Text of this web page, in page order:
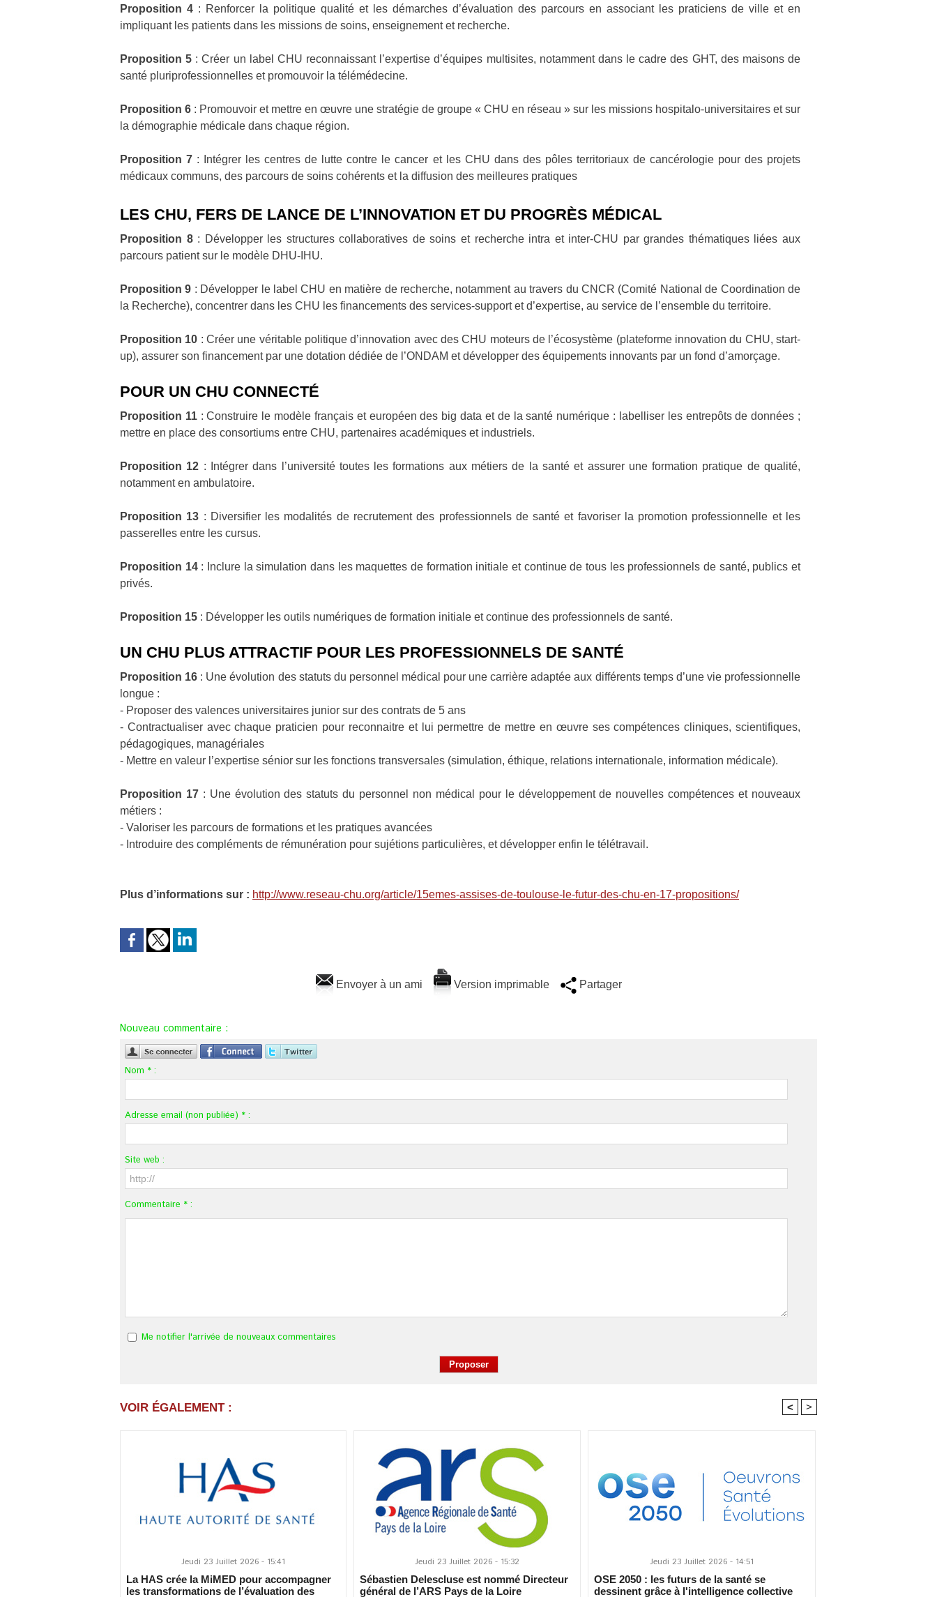
Proposition 4 : Renforcer la politique qualité et les démarches d’évaluation des parcours en associant les praticiens de ville et en
impliquant les patients dans les missions de soins, enseignement et recherche.
Proposition 5 : Créer un label CHU reconnaissant l’expertise d’équipes multisites, notamment dans le cadre des GHT, des maisons de
santé pluriprofessionnelles et promouvoir la télémédecine.
Proposition 6 : Promouvoir et mettre en œuvre une stratégie de groupe « CHU en réseau » sur les missions hospitalo-universitaires et sur
la démographie médicale dans chaque région.
Proposition 7 : Intégrer les centres de lutte contre le cancer et les CHU dans des pôles territoriaux de cancérologie pour des projets
médicaux communs, des parcours de soins cohérents et la diffusion des meilleures pratiques
LES CHU, FERS DE LANCE DE L’INNOVATION ET DU PROGRÈS MÉDICAL
Proposition 8: Développer les structures collaboratives de soins et recherche intra et inter-CHU par grandes thématiques liées aux
parcours patient sur le modèle DHU-IHU.
Proposition 9 : Développer le label CHU en matière de recherche, notamment au travers du CNCR (Comité National de Coordination de
la Recherche), concentrer dans les CHU les financements des services-support et d’expertise, au service de l’ensemble du territoire.
Proposition 10 : Créer une véritable politique d’innovation avec des CHU moteurs de l’écosystème (plateforme innovation du CHU, start-
up), assurer son financement par une dotation dédiée de l’ONDAM et développer des équipements innovants par un fond d’amorçage.
POUR UN CHU CONNECTÉ
Proposition 11: Construire le modèle français et européen des big data et de la santé numérique : labelliser les entrepôts de données ;
mettre en place des consortiums entre CHU, partenaires académiques et industriels.
Proposition 12 : Intégrer dans l’université toutes les formations aux métiers de la santé et assurer une formation pratique de qualité,
notamment en ambulatoire.
Proposition 13 : Diversifier les modalités de recrutement des professionnels de santé et favoriser la promotion professionnelle et les
passerelles entre les cursus.
Proposition 14: Inclure la simulation dans les maquettes de formation initiale et continue de tous les professionnels de santé, publics et
privés.
Proposition 15 : Développer les outils numériques de formation initiale et continue des professionnels de santé.
UN CHU PLUS ATTRACTIF POUR LES PROFESSIONNELS DE SANTÉ
Proposition 16 : Une évolution des statuts du personnel médical pour une carrière adaptée aux différents temps d’une vie professionnelle
longue :
- Proposer des valences universitaires junior sur des contrats de 5 ans
- Contractualiser avec chaque praticien pour reconnaitre et lui permettre de mettre en œuvre ses compétences cliniques, scientifiques,
pédagogiques, managériales
- Mettre en valeur l’expertise sénior sur les fonctions transversales (simulation, éthique, relations internationale, information médicale).
Proposition 17: Une évolution des statuts du personnel non médical pour le développement de nouvelles compétences et nouveaux
métiers :
- Valoriser les parcours de formations et les pratiques avancées
- Introduire des compléments de rémunération pour sujétions particulières, et développer enfin le télétravail.
Plus d’informations sur : http://www.reseau-chu.org/article/15emes-assises-de-toulouse-le-futur-des-chu-en-17-propositions/
Envoyer à un ami Version imprimable Partager
Nouveau commentaire :
Nom * :
Adresse email (non publiée) * :
Site web :
Commentaire * :
Me notifier l'arrivée de nouveaux commentaires
VOIR ÉGALEMENT : < >
Jeudi 23 Juillet 2026 - 15:41
La HAS crée la MiMED pour accompagner
les transformations de l’évaluation des
Jeudi 23 Juillet 2026 - 15:32
Sébastien Delescluse est nommé Directeur
général de l’ARS Pays de la Loire
Jeudi 23 Juillet 2026 - 14:51
OSE 2050 : les futurs de la santé se
dessinent grâce à l'intelligence collective